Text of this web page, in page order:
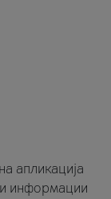
апликација
информации